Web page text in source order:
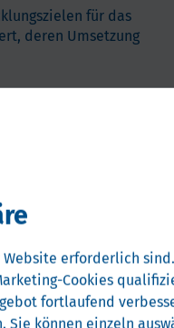
für das
deren Umsetzung
Medizintechnik und
(Medical
Website erforderlich sind.
Cookies
fortlaufend
Sie können einzeln